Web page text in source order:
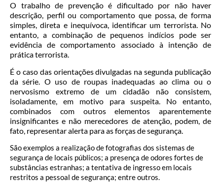
O trabalho de prevenção é dificultado por não haver
descrição, perfil ou comportamento que possa, de forma
simples, direta e inequívoca, identificar um terrorista. No
entanto, a combinação de pequenos indícios pode ser
evidência de comportamento associado à intenção de
prática terrorista.
É o caso das orientações divulgadas na segunda publicação
da série. O uso de roupas inadequadas ao clima ou o
nervosismo extremo de um cidadão não consistem,
isoladamente, em motivo para suspeita. No entanto,
combinados com outros elementos aparentemente
insignificantes e não merecedores de atenção, podem, de
fato, representar alerta para as forças de segurança.
São exemplos a realização de fotografias dos sistemas de
segurança de locais públicos; a presença de odores fortes de
substâncias estranhas; a tentativa de ingresso em locais
restritos a pessoal de segurança; entre outros.